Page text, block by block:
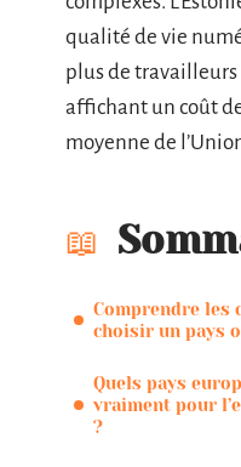
qualité de vie
plus de travailleurs
affichant un coût
moyenne de
Comprendre les
choisir un pays
Quels pays
vraiment pour
?